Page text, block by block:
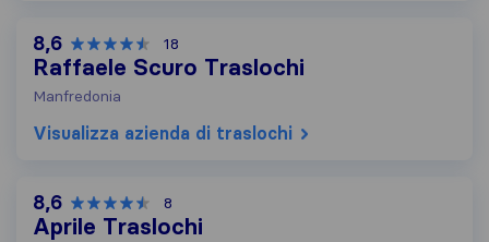
8,6 18
Raffaele Scuro Traslochi
Manfredonia
Visualizza azienda di traslochi
8,6 8
Aprile Traslochi